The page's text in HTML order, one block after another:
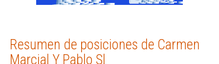
Resumen de posiciones de Carmen
Marcial Y Pablo Sl